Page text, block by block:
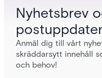
Nyhetsbrev
Anmäl dig till vårt
skräddarsytt innehåll
och behov!